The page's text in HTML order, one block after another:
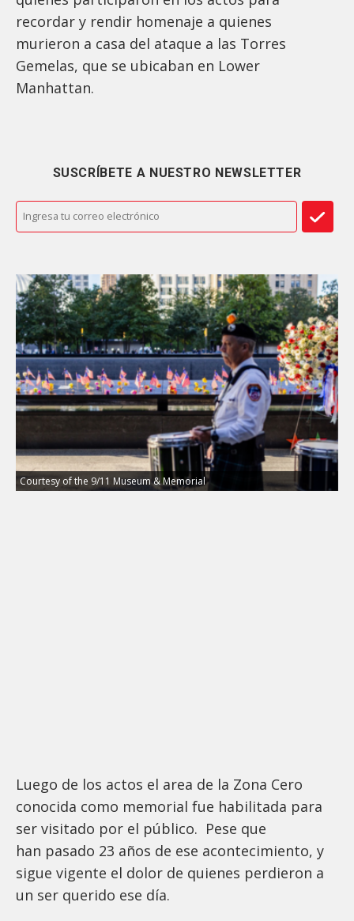
recordar y rendir homenaje a quienes
murieron a casa del ataque a las Torres
Gemelas, que se ubicaban en Lower
Manhattan.
SUSCRÍBETE A NUESTRO NEWSLETTER
Courtesy of the 9/11 Museum & Memorial
Luego de los actos el area de la Zona Cero
conocida como memorial fue habilitada para
ser visitado por el público. Pese que
han pasado 23 años de ese acontecimiento, y
sigue vigente el dolor de quienes perdieron a
un ser querido ese día.